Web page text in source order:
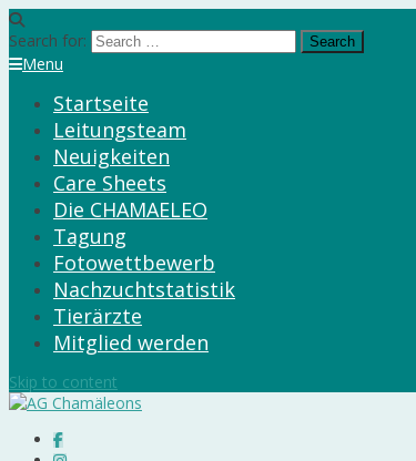
Search for:
Menu
Startseite
Leitungsteam
Neuigkeiten
Care Sheets
Die CHAMAELEO
Tagung
Fotowettbewerb
Nachzuchtstatistik
Tierärzte
Mitglied werden
Skip to content